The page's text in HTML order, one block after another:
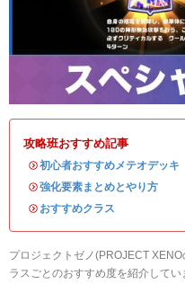
攻略班おすすめ記事
・初心者おすすめメテオデッキ
・強化要素まとめとやり方
・ おすすめクラス
プロジェクトゼノ(PROJECT
ラスごとのおすすめ度を紹介してい